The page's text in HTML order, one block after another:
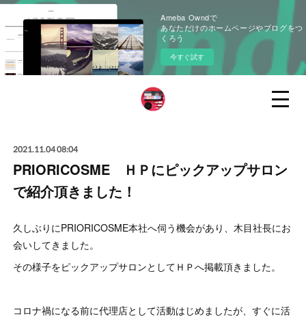
Ameba Owndで
あなただけのホームページやブログをつ
くろう
今すぐ試す
2021.11.04 08:04
PRIORICOSME ＨＰにピックアップサロン
で紹介頂きました！
久しぶりにPRIORICOSME本社へ伺う機会があり、木目社長にお
会いしてきました。
その様子をピックアップサロンとしてＨＰへ掲載頂きました。
コロナ禍になる前に代理店として活動はじめましたが、すぐに活